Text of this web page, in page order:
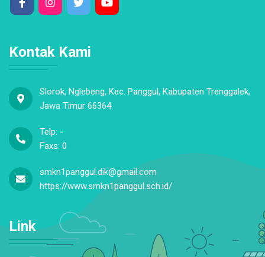
Kontak Kami
Slorok, Nglebeng, Kec. Panggul, Kabupaten Trenggalek,
Jawa Timur 66364
Telp: -
Faxs: 0
smkn1panggul.dik@gmail.com
https://www.smkn1panggul.sch.id/
Link